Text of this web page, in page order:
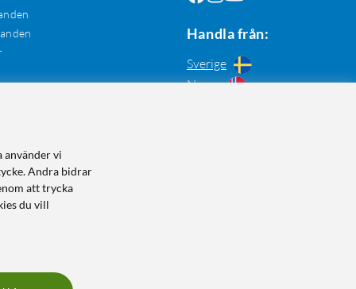
Handla från:
Sverige
Norge
använder vi
Andra bidrar
att trycka
du vill